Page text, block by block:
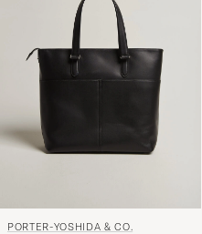
PORTER-YOSHIDA & CO.